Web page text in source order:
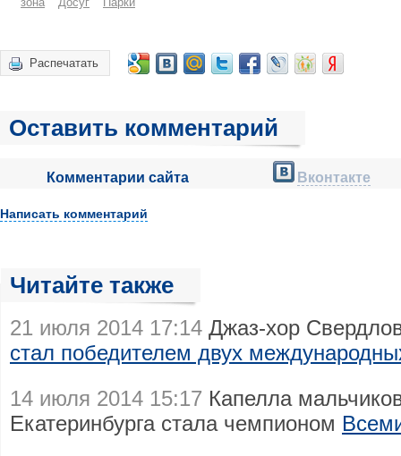
Распечатать
Оставить комментарий
Комментарии сайта Вконтакте
Написать комментарий
Читайте также
21 июля 2014 17:14 Джаз-хор
стал победителем двух
14 июля 2014 15:17 Капелла
Екатеринбурга стала чемпионом